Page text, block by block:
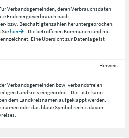
Verbandsgemeinden, deren Verbrauchsdaten
Endenergieverbrauch nach
bzw. Beschäftigtenzahlen heruntergebrochen.
Siehier
. Die betroffenen Kommunen sind mit
Eine Übersicht zur Datenlage ist
Hinweis
Verbandsgemeinden bzw. verbandsfreien
Landkreis eingeordnet. Die Liste kann
dem Landkreisnamen aufgeklappt werden.
oder das blaue Symbol rechts davon